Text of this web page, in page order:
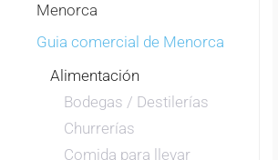
Menorca
Guia comercial de Menorca
Alimentación
Bodegas / Destilerías
Churrerías
Comida para llevar